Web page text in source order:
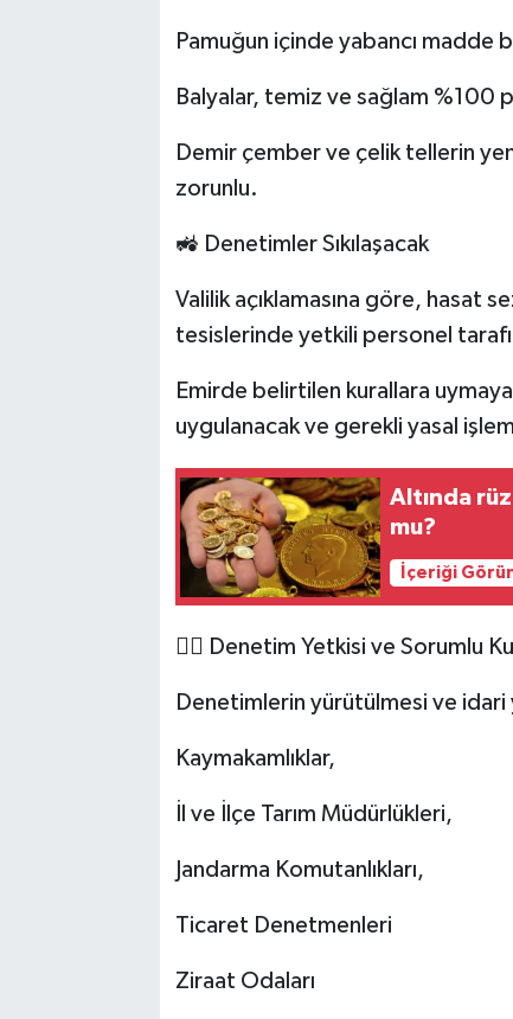
Pamuğun içinde yabancı madde
Balyalar, temiz ve sağlam %100
Demir çember ve çelik tellerin
zorunlu.
🚜 Denetimler Sıkılaşacak
Valilik açıklamasına göre, hasat
tesislerinde yetkili personel
Emirde belirtilen kurallara
uygulanacak ve gerekli yasal
Altında
mu?
İçeriği
👮‍♂️ Denetim Yetkisi ve Sorumlu
Denetimlerin yürütülmesi ve idari
Kaymakamlıklar,
İl ve İlçe Tarım Müdürlükleri,
Jandarma Komutanlıkları,
Ticaret Denetmenleri
Ziraat Odaları